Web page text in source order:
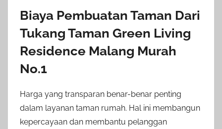
Biaya Pembuatan Taman Dari
Tukang Taman Green Living
Residence Malang Murah
No.1
Harga yang transparan benar-benar penting
dalam layanan taman rumah. Hal ini membangun
kepercayaan dan membantu pelanggan